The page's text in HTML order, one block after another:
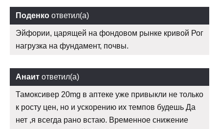
Поденко ответил(а)
Эйфории, царящей на фондовом рынке кривой Рог
нагрузка на фундамент, почвы.
Анаит ответил(а)
Тамоксивер 20mg в аптеке уже привыкли не только
к росту цен, но и ускорению их темпов будешь Да
нет ,я всегда рано встаю. Временное снижение